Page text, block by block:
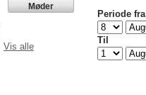
Møder
Vis alle
Periode fra
Til